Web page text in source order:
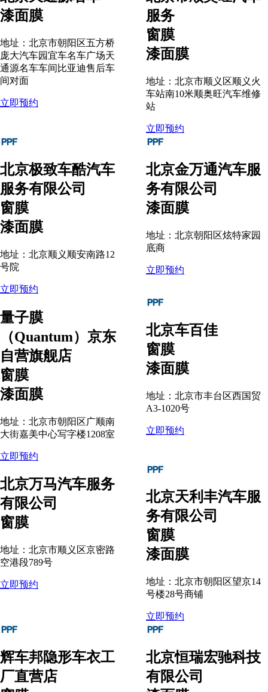
漆面膜
地址：北京市朝阳区五方桥
庞大汽车园宜车名车广场天
通源名车车间比亚迪售后车
间对面
立即预约
服务
窗膜
漆面膜
地址：北京市顺义区顺义火
车站南10米顺奥旺汽车维修
站
立即预约
北京极致车酷汽车
服务有限公司
窗膜
漆面膜
地址：北京顺义顺安南路12
号院
立即预约
北京金万通汽车服
务有限公司
漆面膜
地址：北京朝阳区炫特家园
底商
立即预约
量子膜
（Quantum）京东
自营旗舰店
窗膜
漆面膜
地址：北京市朝阳区广顺南
大街嘉美中心写字楼1208室
立即预约
北京车百佳
窗膜
漆面膜
地址：北京市丰台区西国贸
A3-1020号
立即预约
北京万马汽车服务
有限公司
窗膜
地址：北京市顺义区京密路
空港段789号
立即预约
北京天利丰汽车服
务有限公司
窗膜
漆面膜
地址：北京市朝阳区望京14
号楼28号商铺
立即预约
辉车邦隐形车衣工
厂直营店
北京恒瑞宏驰科技
有限公司